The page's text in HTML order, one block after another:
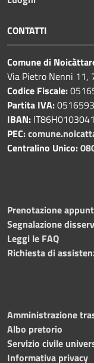
CONTATTI
Comune di
Via Pietro Nenni 11,
Codice Fiscale:
Partita IVA:
IBAN:
PEC:
Centralino Unico:
Prenotazione
Segnalazione
Leggi le FAQ
Richiesta di
Amministrazione
Albo pretorio
Servizio civile
Informativa privacy